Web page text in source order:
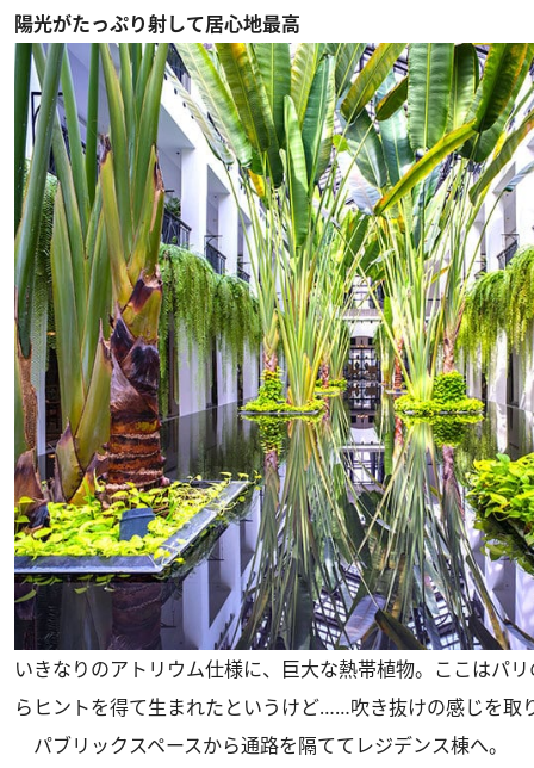
陽光がたっぷり射して居心地最高
いきなりのアトリウム仕様に、巨大な熱帯植物。ここはパ
らヒントを得て生まれたというけど……吹き抜けの感じを取
パブリックスペースから通路を隔ててレジデンス棟へ。